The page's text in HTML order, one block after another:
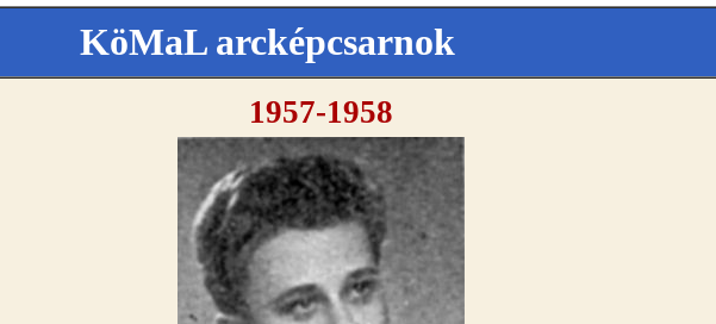
KöMaL arcképcsarnok
1957-1958